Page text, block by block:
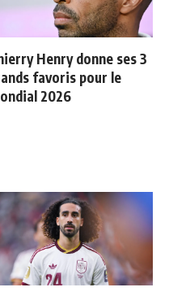
Henry donne ses 3
favoris pour le
2026